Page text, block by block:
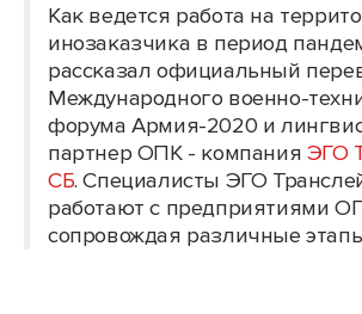
Как ведется работа на
инозаказчика в период
рассказал официальный
Международного военно-
форума Армия-2020 и
партнер ОПК - компания ЭГО
СБ.Специалисты ЭГО
работают с предприятиями
сопровождая различные